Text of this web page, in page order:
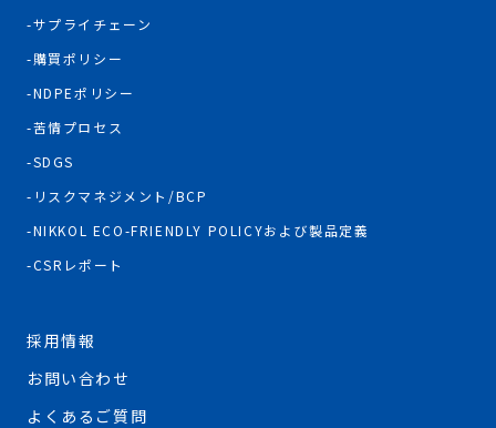
サプライチェーン
購買ポリシー
NDPEポリシー
苦情プロセス
SDGS
リスクマネジメント/BCP
NIKKOL ECO-FRIENDLY POLICYおよび製品定義
CSRレポート
採用情報
お問い合わせ
よくあるご質問